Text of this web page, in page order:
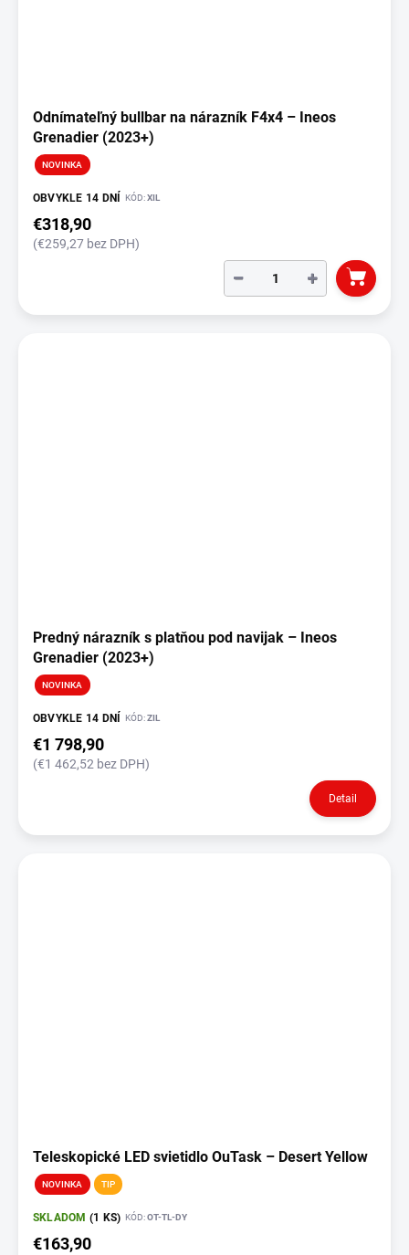
Odnímateľný bullbar na nárazník F4x4 – Ineos
Grenadier (2023+)
NOVINKA
OBVYKLE 14 DNÍ KÓD:XIL
€318,90
(€259,27 bez DPH)
+
−
Predný nárazník s platňou pod navijak – Ineos
Grenadier (2023+)
NOVINKA
OBVYKLE 14 DNÍ KÓD:ZIL
€1 798,90
(€1 462,52 bez DPH)
Detail
Teleskopické LED svietidlo OuTask – Desert Yellow
NOVINKA TIP
SKLADOM (1 KS) KÓD:OT-TL-DY
€163,90